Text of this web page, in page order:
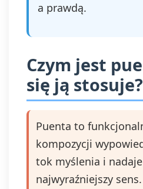
a prawdą.
Czym jest
się ją stosuje?
Puenta to
kompozycji
tok myślenia i
najwyraźniejszy